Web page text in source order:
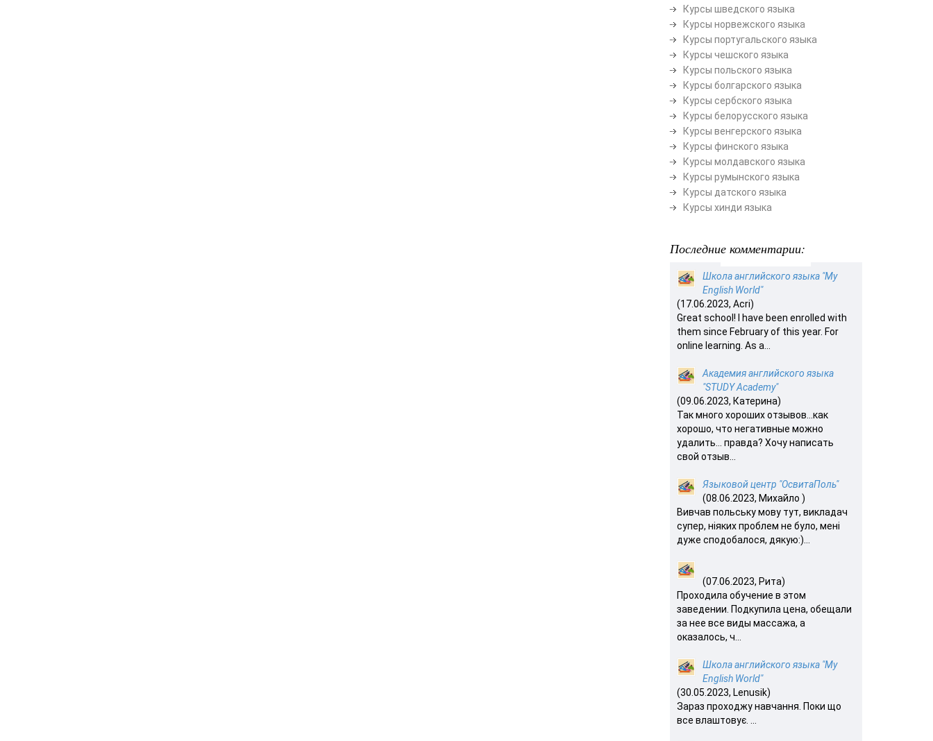
Курсы шведского языка
Курсы норвежского языка
Курсы португальского языка
Курсы чешского языка
Курсы польского языка
Курсы болгарского языка
Курсы сербского языка
Курсы белорусского языка
Курсы венгерского языка
Курсы финского языка
Курсы молдавского языка
Курсы румынского языка
Курсы датского языка
Курсы хинди языка
Последние комментарии:
Школа английского языка "My
English World"
(17.06.2023, Acri)
Great school! I have been enrolled with
them since February of this year. For
online learning. As a...
Академия английского языка
"STUDY Academy"
(09.06.2023, Катерина)
Так много хороших отзывов…как
хорошо, что негативные можно
удалить… правда? Хочу написать
свой отзыв...
Языковой центр "ОсвитаПоль"
(08.06.2023, Михайло )
Вивчав польську мову тут, викладач
супер, ніяких проблем не було, мені
дуже сподобалося, дякую:)...
(07.06.2023, Рита)
Проходила обучение в этом
заведении. Подкупила цена, обещали
за нее все виды массажа, а
оказалось, ч...
Школа английского языка "My
English World"
(30.05.2023, Lenusik)
Зараз проходжу навчання. Поки що
все влаштовує. ...